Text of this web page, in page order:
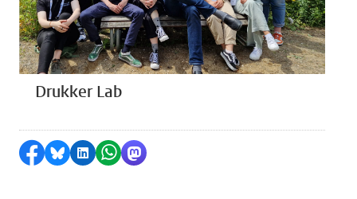
Drukker Lab
Delen op Facebook
Delen via Bluesky
Delen op LinkedIn
Delen via WhatsApp
Delen via Mastodon